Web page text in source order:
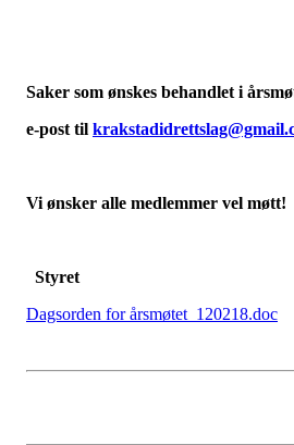
Saker som ønskes behandlet i
e-post til
Vi ønsker alle medlemmer vel møtt!
Styret
Dagsorden for årsmøtet_120218.doc